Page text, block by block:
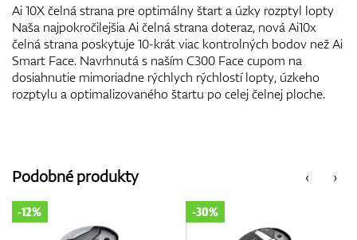
Ai 10X čelná strana pre optimálny štart a úzky rozptyl lopty
Naša najpokročilejšia Ai čelná strana doteraz, nová Ai10x
čelná strana poskytuje 10-krát viac kontrolných bodov než Ai
Smart Face. Navrhnutá s naším C300 Face cupom na
dosiahnutie mimoriadne rýchlych rýchlostí lopty, úzkeho
rozptylu a optimalizovaného štartu po celej čelnej ploche.
‹
Podobné produkty ›
-30% -30%